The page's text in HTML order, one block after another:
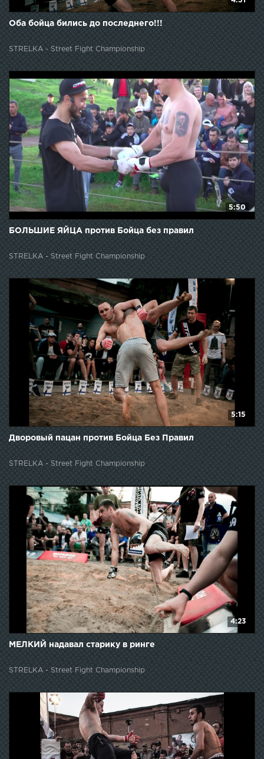
Оба бойца бились до последнего!!!
STRELKA - Street Fight Championship
5:50
БОЛЬШИЕ ЯЙЦА против Бойца без правил
STRELKA - Street Fight Championship
5:15
Дворовый пацан против Бойца Без Правил
STRELKA - Street Fight Championship
4:23
МЕЛКИЙ надавал старику в ринге
STRELKA - Street Fight Championship